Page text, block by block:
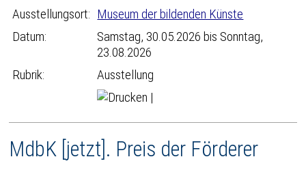
Ausstellungsort: Museum der bildenden Künste
Datum:
Samstag, 30.05.2026 bis Sonntag,
23.08.2026
Rubrik:
Ausstellung
|
MdbK [jetzt]. Preis der Förderer